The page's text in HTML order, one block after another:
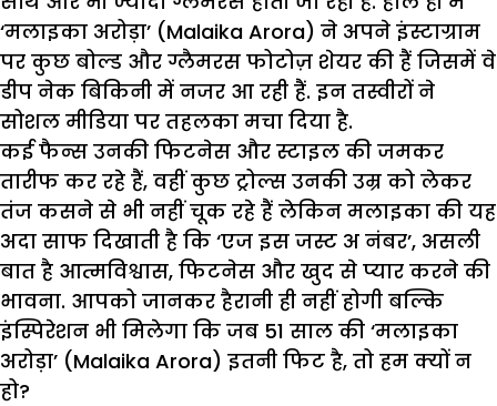
‘मलाइका अरोड़ा’ (Malaika Arora) ने अपने इंस्टाग्राम
पर कुछ बोल्ड और ग्लैमरस फोटोज़ शेयर की हैं जिसमें वे
डीप नेक बिकिनी में नजर आ रही हैं. इन तस्वीरों ने
सोशल मीडिया पर तहलका मचा दिया है.
कई फैन्स उनकी फिटनेस और स्टाइल की जमकर
तारीफ कर रहे हैं, वहीं कुछ ट्रोल्स उनकी उम्र को लेकर
तंज कसने से भी नहीं चूक रहे हैं लेकिन मलाइका की यह
अदा साफ दिखाती है कि ‘एज इस जस्ट अ नंबर’, असली
बात है आत्मविश्वास, फिटनेस और खुद से प्यार करने की
भावना. आपको जानकर हैरानी ही नहीं होगी बल्कि
इंस्पिरेशन भी मिलेगा कि जब 51 साल की ‘मलाइका
अरोड़ा’ (Malaika Arora) इतनी फिट है, तो हम क्यों न
हो?